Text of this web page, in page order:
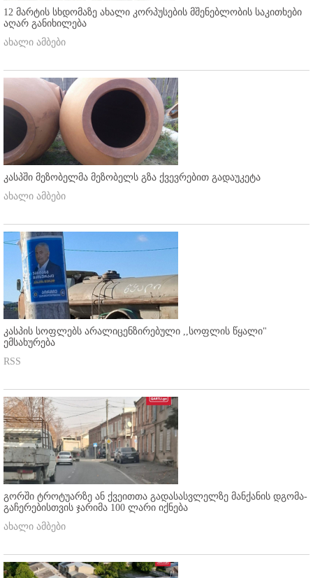
12 მარტის სხდომაზე ახალი კორპუსების მშენებლობის საკითხები
აღარ განიხილება
ახალი ამბები
კასპში მეზობელმა მეზობელს გზა ქვევრებით გადაუკეტა
ახალი ამბები
კასპის სოფლებს არალიცენზირებული ,,სოფლის წყალი"
ემსახურება
RSS
გორში ტროტუარზე ან ქვეითთა გადასასვლელზე მანქანის დგომა-
გაჩერებისთვის ჯარიმა 100 ლარი იქნება
ახალი ამბები